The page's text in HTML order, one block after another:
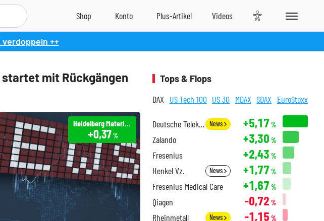
++
startet mit Rückgängen
Heidelberg Materials
+0,37%
Tops & Flops
DAX US Tech 100 US 30 MDAX SDAX EuroStoxx
Deutsche Telekom News +5,17 %
Zalando +3,30 %
Fresenius +2,43 %
Henkel Vz. News +1,77 %
Fresenius Medical Care +1,67 %
Qiagen -0,72 %
Rheinmetall News -1,15 %